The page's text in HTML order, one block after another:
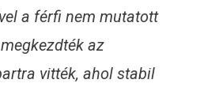
a férfi nem mutatott
az
vitték, ahol stabil